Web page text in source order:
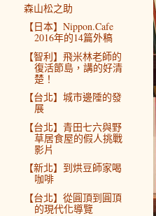
森山松之助
【日本】Nippon.Cafe
2016年的14篇外稿
【智利】飛米林老師的
復活節島，講的好清
楚！
【台北】城市邊陲的發
展
【台北】青田七六與野
草居食屋的假人挑戰
影片
【新北】到烘豆師家喝
咖啡
【台北】從圓頂到圓頂
的現代化導覽